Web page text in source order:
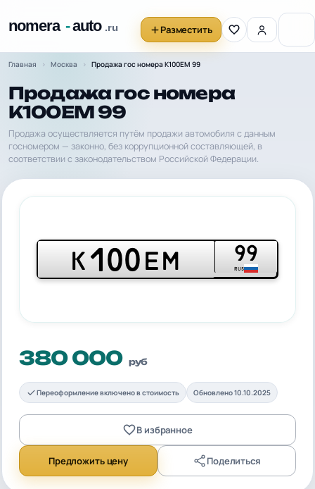
Разместить
Главная Москва Продажа гос номера К100ЕМ 99
Продажа гос номера
К100ЕМ 99
Продажа осуществляется путём продажи автомобиля с данным
госномером — законно, без коррупционной составляющей, в
соответствии с законодательством Российской Федерации.
К100ЕМ 99
RUS
380 000 руб
Переоформление включено в стоимость Обновлено 10.10.2025
В избранное
Предложить цену Поделиться